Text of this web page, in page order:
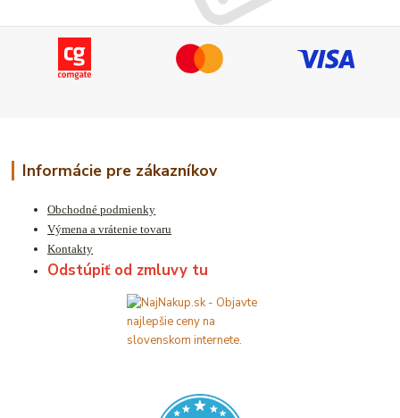
Informácie pre zákazníkov
Obchodné podmienky
Výmena a vrátenie tovaru
Kontakty
Odstúpiť od zmluvy tu